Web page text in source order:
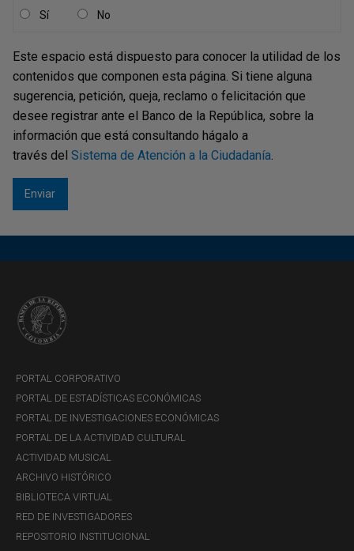
Sí No
Este espacio está dispuesto para conocer la utilidad de los
contenidos que componen esta página. Si tiene alguna
sugerencia, petición, queja, reclamo o felicitación que
desee registrar ante el Banco de la República, sobre la
información que está consultando hágalo a
través del Sistema de Atención a la Ciudadanía.
PORTAL CORPORATIVO
PORTAL DE ESTADÍSTICAS ECONÓMICAS
PORTAL DE INVESTIGACIONES ECONÓMICAS
PORTAL DE LA ACTIVIDAD CULTURAL
ACTIVIDAD MUSICAL
ARCHIVO HISTÓRICO
BIBLIOTECA VIRTUAL
RED DE INVESTIGADORES
REPOSITORIO INSTITUCIONAL